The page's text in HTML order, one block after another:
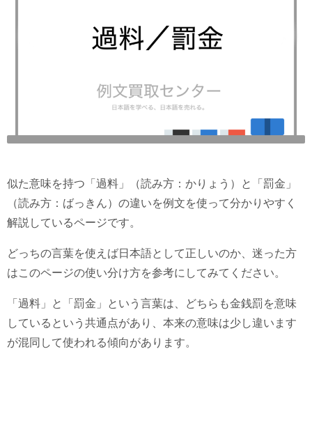
似た意味を持つ「過料」（読み方：かりょう）と「罰金」
（読み方：ばっきん）の違いを例文を使って分かりやすく
解説しているページです。
どっちの言葉を使えば日本語として正しいのか、迷った方
はこのページの使い分け方を参考にしてみてください。
「過料」と「罰金」という言葉は、どちらも金銭罰を意味
しているという共通点があり、本来の意味は少し違います
が混同して使われる傾向があります。